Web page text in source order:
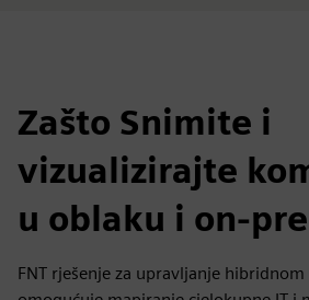
Zašto Snimite i
vizualizirajte
u oblaku i on-
FNT rješenje za upravljanje